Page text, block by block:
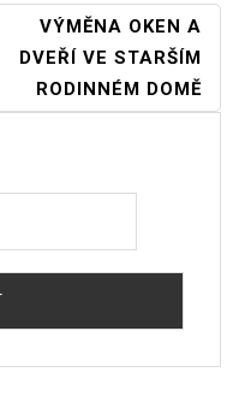
VÝMĚNA OKEN A
DVEŘÍ VE STARŠÍM
RODINNÉM DOMĚ